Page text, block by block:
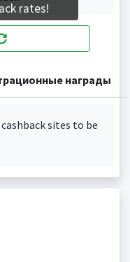
награды
sites to be
rates!